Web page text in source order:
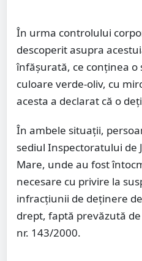
În urma controlului
descoperit asupra
înfășurată, ce conținea o
culoare verde-oliv, cu
acesta a declarat că o
În ambele situații,
sediul Inspectoratului de
Mare, unde au fost
necesare cu privire la
infracțiunii de deținere
drept, faptă prevăzută
nr. 143/2000.